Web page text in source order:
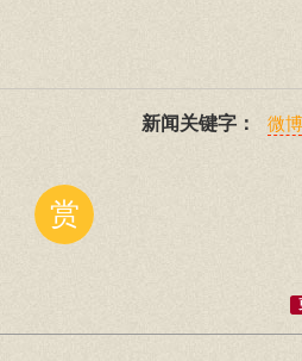
新闻关键字： 微
赏